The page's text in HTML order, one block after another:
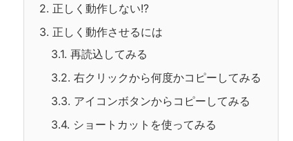
2. 正しく動作しない!?
3. 正しく動作させるには
3.1. 再読込してみる
3.2. 右クリックから何度かコピーしてみる
3.3. アイコンボタンからコピーしてみる
3.4. ショートカットを使ってみる